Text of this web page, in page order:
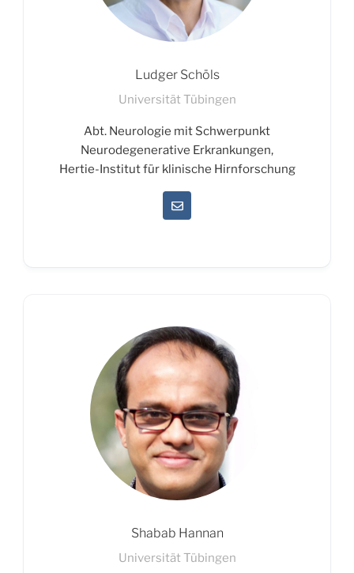
Ludger Schöls
Universität Tübingen
Abt. Neurologie mit Schwerpunkt
Neurodegenerative Erkrankungen,
Hertie-Institut für klinische Hirnforschung
Shabab Hannan
Universität Tübingen